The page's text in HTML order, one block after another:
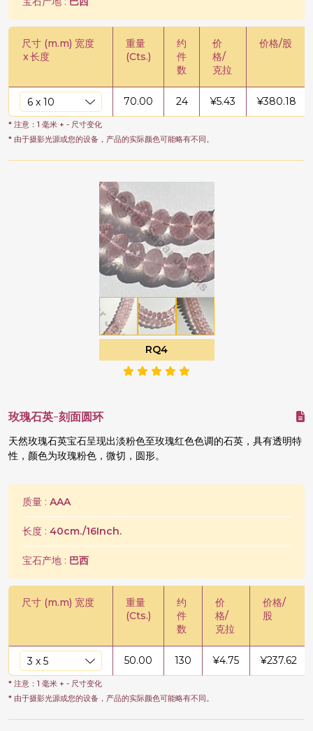
尺寸 (m.m) 宽度
x长度
重量
(Cts.)
约
件
数
价
格/
克拉
价格/股
70.00 24 ¥5.43 ¥380.18
* 注意：1 毫米 + - 尺寸变化
* 由于摄影光源或您的设备，产品的实际颜色可能略有不同。
RQ4
玫瑰石英-刻面圆环
天然玫瑰石英宝石呈现出淡粉色至玫瑰红色色调的石英，具有透明特
性，颜色为玫瑰粉色，微切，圆形。
质量 : AAA
长度 : 40cm./16Inch.
宝石产地 : 巴西
尺寸 (m.m) 宽度
重量
(Cts.)
约
件
数
价
格/
克拉
价格/
股
50.00 130 ¥4.75 ¥237.62
* 注意：1 毫米 + - 尺寸变化
* 由于摄影光源或您的设备，产品的实际颜色可能略有不同。